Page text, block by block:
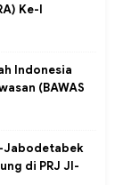
Ke-I
Indonesia
(BAWAS
Jabodetabek
di PRJ JI-